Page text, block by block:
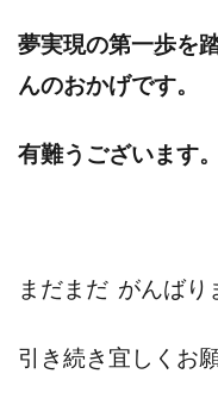
夢実現の第一歩を
んのおかげです。
有難うございます。
まだまだ がんばり
引き続き宜しくお